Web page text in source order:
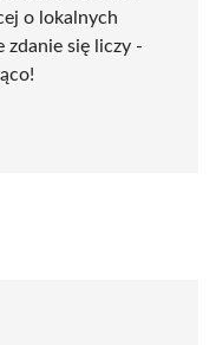
o lokalnych
zdanie się liczy -